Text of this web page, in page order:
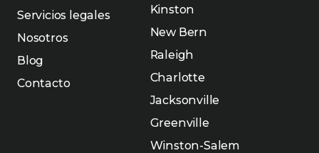
Servicios legales
Nosotros
Blog
Contacto
Kinston
New Bern
Raleigh
Charlotte
Jacksonville
Greenville
Winston-Salem